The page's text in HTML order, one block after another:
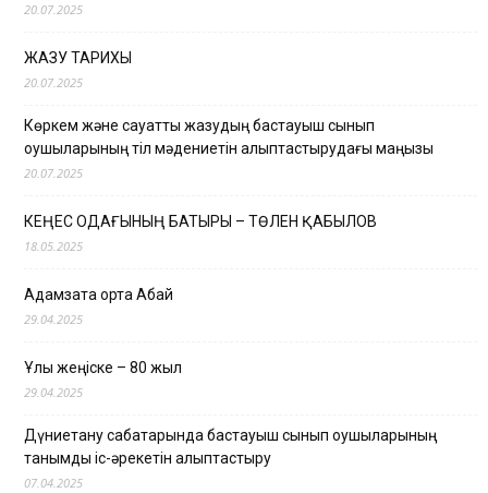
20.07.2025
ЖАЗУ ТАРИХЫ
20.07.2025
Көркем және сауатты жазудың бастауыш сынып
оқушыларының тіл мәдениетін қалыптастырудағы маңызы
20.07.2025
КЕҢЕС ОДАҒЫНЫҢ БАТЫРЫ – ТӨЛЕН ҚАБЫЛОВ
18.05.2025
Адамзатқа ортақ Абай
29.04.2025
Ұлы жеңіске – 80 жыл
29.04.2025
Дүниетану сабақтарында бастауыш сынып оқушыларының
танымдық іс-әрекетін қалыптастыру
07.04.2025